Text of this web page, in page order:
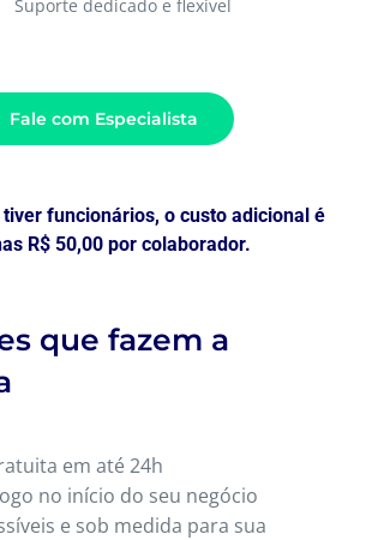
Suporte dedicado e flexível
Fale com Especialista
funcionários, o custo adicional é
R$ 50,00 por colaborador.
que fazem a
em até 24h
no início do seu negócio
e sob medida para sua